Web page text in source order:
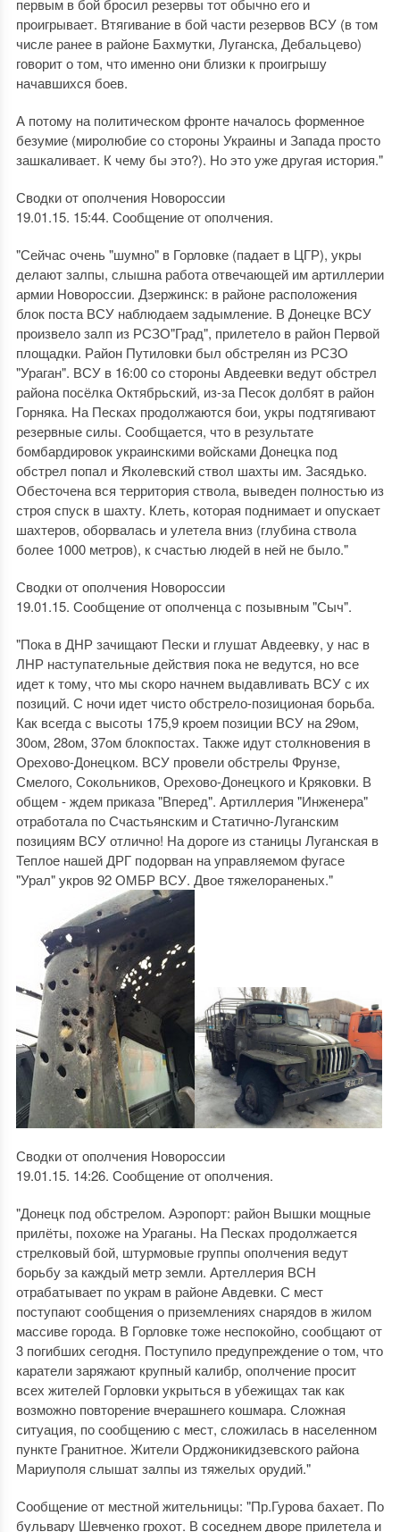
первым в бой бросил резервы тот обычно его и
проигрывает. Втягивание в бой части резервов ВСУ (в том
числе ранее в районе Бахмутки, Луганска, Дебальцево)
говорит о том, что именно они близки к проигрышу
начавшихся боев.
А потому на политическом фронте началось форменное
безумие (миролюбие со стороны Украины и Запада просто
зашкаливает. К чему бы это?). Но это уже другая история."
Сводки от ополчения Новороссии
19.01.15. 15:44. Сообщение от ополчения.
"Сейчас очень "шумно" в Горловке (падает в ЦГР), укры
делают залпы, слышна работа отвечающей им артиллерии
армии Новороссии. Дзержинск: в районе расположения
блок поста ВСУ наблюдаем задымление. В Донецке ВСУ
произвело залп из РСЗО"Град", прилетело в район Первой
площадки. Район Путиловки был обстрелян из РСЗО
"Ураган". ВСУ в 16:00 со стороны Авдеевки ведут обстрел
района посёлка Октябрьский, из-за Песок долбят в район
Горняка. На Песках продолжаются бои, укры подтягивают
резервные силы. Сообщается, что в результате
бомбардировок украинскими войсками Донецка под
обстрел попал и Яколевский ствол шахты им. Засядько.
Обесточена вся территория ствола, выведен полностью из
строя спуск в шахту. Клеть, которая поднимает и опускает
шахтеров, оборвалась и улетела вниз (глубина ствола
более 1000 метров), к счастью людей в ней не было."
Сводки от ополчения Новороссии
19.01.15. Сообщение от ополченца с позывным "Сыч".
"Пока в ДНР зачищают Пески и глушат Авдеевку, у нас в
ЛНР наступательные действия пока не ведутся, но все
идет к тому, что мы скоро начнем выдавливать ВСУ с их
позиций. С ночи идет чисто обстрело-позиционая борьба.
Как всегда с высоты 175,9 кроем позиции ВСУ на 29ом,
30ом, 28ом, 37ом блокпостах. Также идут столкновения в
Орехово-Донецком. ВСУ провели обстрелы Фрунзе,
Смелого, Сокольников, Орехово-Донецкого и Кряковки. В
общем - ждем приказа "Вперед". Артиллерия "Инженера"
отработала по Счастьянским и Статично-Луганским
позициям ВСУ отлично! На дороге из станицы Луганская в
Теплое нашей ДРГ подорван на управляемом фугасе
"Урал" укров 92 ОМБР ВСУ. Двое тяжелораненых."
Сводки от ополчения Новороссии
19.01.15. 14:26. Сообщение от ополчения.
"Донецк под обстрелом. Аэропорт: район Вышки мощные
прилёты, похоже на Ураганы. На Песках продолжается
стрелковый бой, штурмовые группы ополчения ведут
борьбу за каждый метр земли. Артеллерия ВСН
отрабатывает по украм в районе Авдевки. С мест
поступают сообщения о приземлениях снарядов в жилом
массиве города. В Горловке тоже неспокойно, сообщают от
3 погибших сегодня. Поступило предупреждение о том, что
каратели заряжают крупный калибр, ополчение просит
всех жителей Горловки укрыться в убежищах так как
возможно повторение вчерашнего кошмара. Сложная
ситуация, по сообщению с мест, сложилась в населенном
пункте Гранитное. Жители Орджоникидзевского района
Мариуполя слышат залпы из тяжелых орудий."
Сообщение от местной жительницы: "Пр.Гурова бахает. По
бульвару Шевченко грохот. В соседнем дворе прилетела и